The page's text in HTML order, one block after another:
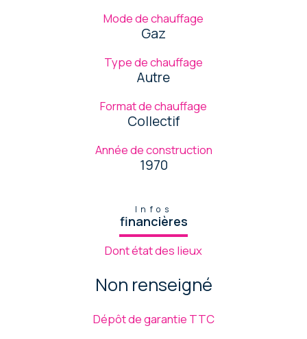
Mode de chauffage
Gaz
Type de chauffage
Autre
Format de chauffage
Collectif
Année de construction
1970
Infos
financières
Dont état des lieux
Non renseigné
Dépôt de garantie TTC